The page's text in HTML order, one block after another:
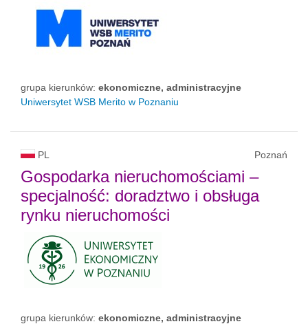
grupa kierunków: ekonomiczne, administracyjne
Uniwersytet WSB Merito w Poznaniu
PL Poznań
Gospodarka nieruchomościami –
specjalność: doradztwo i obsługa
rynku nieruchomości
grupa kierunków: ekonomiczne, administracyjne